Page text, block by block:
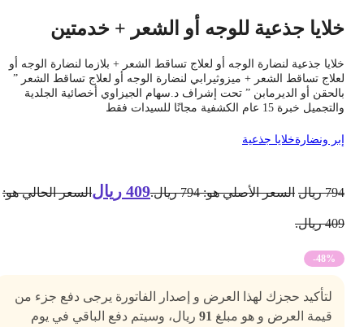
جذعية للوجه أو الشعر + خدمتين
جذعية لنضارة الوجه أو لعلاج تساقط الشعر + بلازما لنضارة الوجه أو
تساقط الشعر + ميزوثيرابي لنضارة الوجه أو لعلاج تساقط الشعر ”
أو الديرمابن ” تحت إشراف د.سهام الجيزاوي أخصائية الجلدية
خبرة 15 عام الكشفية مجانًا للسيدات فقط
ونضارةخلايا جذعية
ريال السعر الأصلي هو: 794 ريال. 409 ريال السعر الحالي هو:
-48%
لتأكيد حجزك لهذا العرض و إصدار الفاتورة يرجى دفع جزء من
قيمة العرض و هو مبلغ91ريال، وسيتم دفع الباقي في يوم